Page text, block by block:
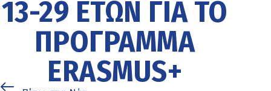
13-29 ΕΤΏΝ ΓΙΑ ΤΟ
ΠΡΌΓΡΑΜΜΑ
ERASMUS+